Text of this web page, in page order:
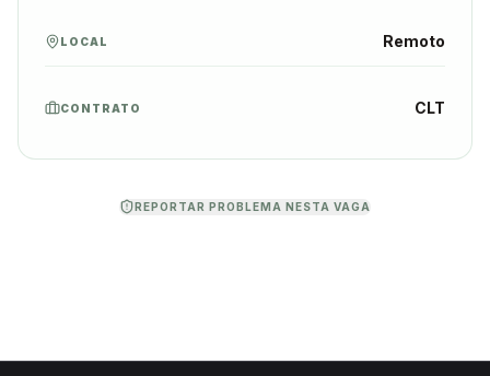
LOCAL Remoto
CONTRATO CLT
REPORTAR PROBLEMA NESTA VAGA